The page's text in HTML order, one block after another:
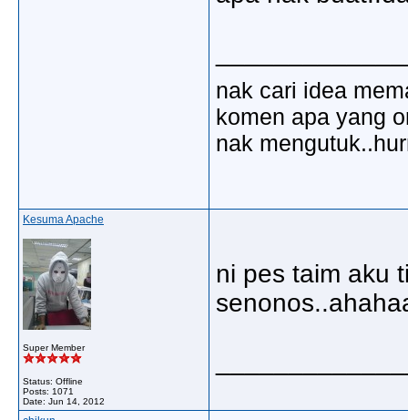
nak cari idea
komen apa yang
nak
Kesuma Apache
Super Member
Status: Offline
Posts: 1071
Date: Jun 14, 2012
ni pes taim aku